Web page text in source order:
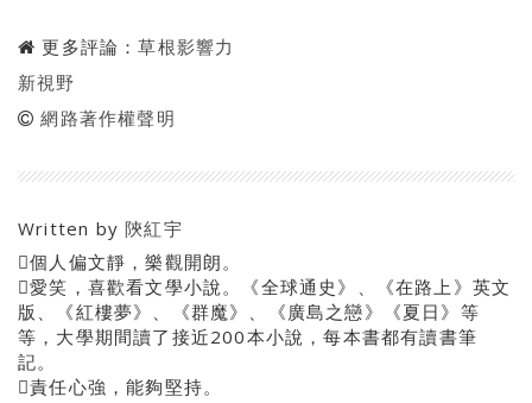
更多評論：草根影響力
新視野
網路著作權聲明
Written by陝紅宇
個人偏文靜，樂觀開朗。
愛笑，喜歡看文學小說。《全球通史》、《在路上》英文
版、《紅樓夢》、《群魔》、《廣島之戀》《夏日》等
等，大學期間讀了接近200本小說，每本書都有讀書筆
記。
責任心強，能夠堅持。